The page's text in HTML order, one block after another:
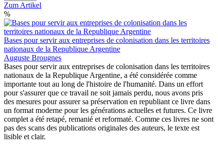
Zum Artikel
%
Bases pour servir aux entreprises de colonisation dans les territoires
nationaux de la Republique Argentine
Auguste Brougnes
Bases pour servir aux entreprises de colonisation dans les territoires
nationaux de la Republique Argentine, a été considérée comme
importante tout au long de l'histoire de l'humanité. Dans un effort
pour s'assurer que ce travail ne soit jamais perdu, nous avons pris
des mesures pour assurer sa préservation en republiant ce livre dans
un format moderne pour les générations actuelles et futures. Ce livre
complet a été retapé, remanié et reformaté. Comme ces livres ne sont
pas des scans des publications originales des auteurs, le texte est
lisible et clair.